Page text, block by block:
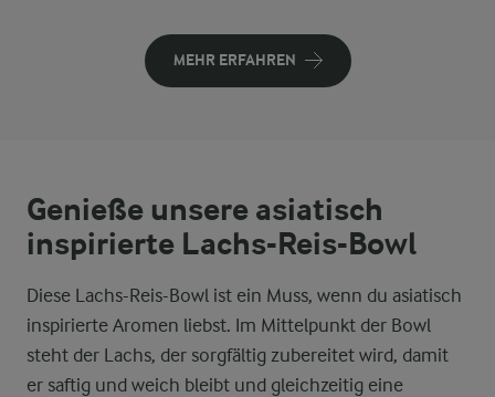
MEHR ERFAHREN
Genieße unsere asiatisch
inspirierte Lachs-Reis-Bowl
Diese Lachs-Reis-Bowl ist ein Muss, wenn du asiatisch
inspirierte Aromen liebst. Im Mittelpunkt der Bowl
steht der Lachs, der sorgfältig zubereitet wird, damit
er saftig und weich bleibt und gleichzeitig eine